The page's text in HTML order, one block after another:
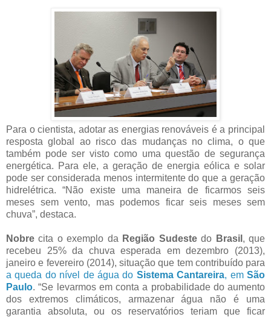
Para o cientista, adotar as energias renováveis é a principal
resposta global ao risco das mudanças no clima, o que
também pode ser visto como uma questão de segurança
energética. Para ele, a geração de energia eólica e solar
pode ser considerada menos intermitente do que a geração
hidrelétrica. “Não existe uma maneira de ficarmos seis
meses sem vento, mas podemos ficar seis meses sem
chuva”, destaca.
Nobre cita o exemplo da Região Sudestedo Brasil , que
recebeu 25% da chuva esperada em dezembro (2013),
janeiro e fevereiro (2014), situação que tem contribuído para
a queda do nível de água do Sistema Cantareira, emSão
Paulo. “Se levarmos em conta a probabilidade do aumento
dos extremos climáticos, armazenar água não é uma
garantia absoluta, ou os reservatórios teriam que ficar